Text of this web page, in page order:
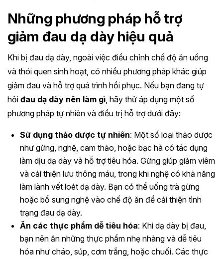
Những phương pháp hỗ trợ
giảm đau dạ dày hiệu quả
Khi bị đau dạ dày, ngoài việc điều chỉnh chế độ ăn uống
và thói quen sinh hoạt, có nhiều phương pháp khác giúp
giảm đau và hỗ trợ quá trình hồi phục. Nếu bạn đang tự
hỏi đau dạ dày nên làm gì, hãy thử áp dụng một số
phương pháp tự nhiên và điều trị hỗ trợ dưới đây:
Sử dụng thảo dược tự nhiên: Một số loại thảo dược
như gừng, nghệ, cam thảo, hoặc bạc hà có tác dụng
làm dịu dạ dày và hỗ trợ tiêu hóa. Gừng giúp giảm viêm
và cải thiện lưu thông máu, trong khi nghệ có khả năng
làm lành vết loét dạ dày. Bạn có thể uống trà gừng
hoặc bổ sung nghệ vào chế độ ăn để cải thiện tình
trạng đau dạ dày.
Ăn các thực phẩm dễ tiêu hóa: Khi dạ dày bị đau,
bạn nên ăn những thực phẩm nhẹ nhàng và dễ tiêu
hóa như cháo, súp, cơm trắng, hoặc chuối. Các thực